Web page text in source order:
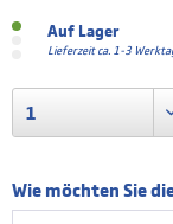
Laufzeit
12 Monate
Finanzierungskonditionen
Auf Lager
Lieferzeit ca. 1-3
Wie möchten Sie